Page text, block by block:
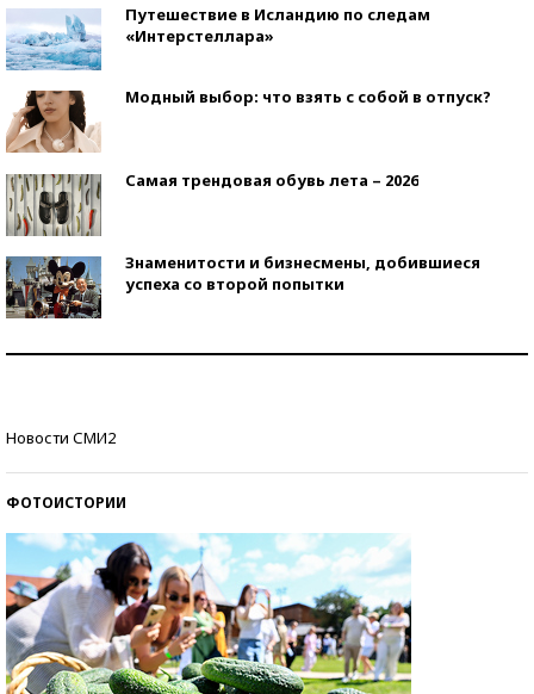
Путешествие в Исландию по следам
«Интерстеллара»
Модный выбор: что взять с собой в отпуск?
Самая трендовая обувь лета – 2026
Знаменитости и бизнесмены, добившиеся
успеха со второй попытки
Новости СМИ2
ФОТОИСТОРИИ